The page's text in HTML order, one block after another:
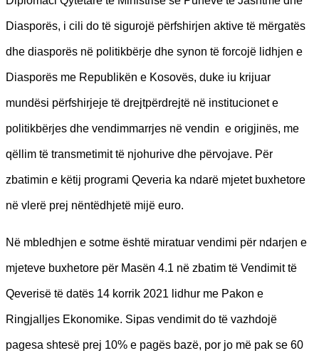
Diasporës, i cili do të sigurojë përfshirjen aktive të mërgatës
dhe diasporës në politikbërje dhe synon të forcojë lidhjen e
Diasporës me Republikën e Kosovës, duke iu krijuar
mundësi përfshirjeje të drejtpërdrejtë në institucionet e
politikbërjes dhe vendimmarrjes në vendin e origjinës, me
qëllim të transmetimit të njohurive dhe përvojave. Për
zbatimin e këtij programi Qeveria ka ndarë mjetet buxhetore
në vlerë prej nëntëdhjetë mijë euro.
Në mbledhjen e sotme është miratuar vendimi për ndarjen e
mjeteve buxhetore për Masën 4.1 në zbatim të Vendimit të
Qeverisë të datës 14 korrik 2021 lidhur me Pakon e
Ringjalljes Ekonomike. Sipas vendimit do të vazhdojë
pagesa shtesë prej 10% e pagës bazë, por jo më pak se 60